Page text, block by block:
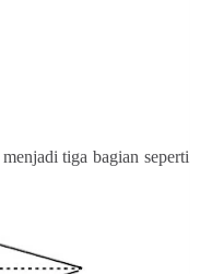
tiga bagian seperti